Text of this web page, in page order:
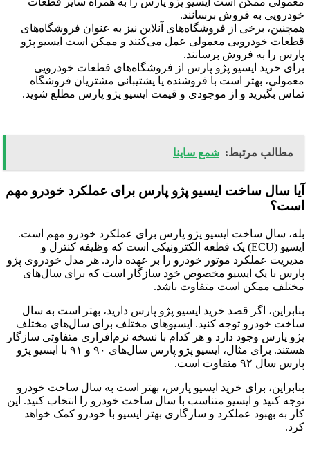
خودرویی به فروش برسانند.
همچنین، برخی از فروشگاه‌های آنلاین نیز به عنوان فروشگاه‌های
قطعات خودرویی معمولی عمل می‌کنند و ممکن است ایسیو پژو
پارس را به فروش برسانند.
برای خرید ایسیو پژو پارس از فروشگاه‌های قطعات خودرویی
معمولی، بهتر است با فروشنده یا پشتیبانی مشتریان فروشگاه
تماس بگیرید و از موجودی و قیمت ایسیو پژو پارس مطلع شوید.
مطالب مرتبط: شمع ساینا
آیا سال ساخت ایسیو پژو پارس برای عملکرد خودرو مهم
است؟
بله، سال ساخت ایسیو پژو پارس برای عملکرد خودرو مهم است.
ایسیو (ECU) یک قطعه الکترونیکی است که وظیفه کنترل و
مدیریت عملکرد موتور خودرو را بر عهده دارد. هر مدل خودروی پژو
پارس با یک ایسیو مخصوص خود سازگار است که برای سال‌های
مختلف ممکن است متفاوت باشد.
بنابراین، اگر قصد خرید ایسیو پژو پارس دارید، بهتر است به سال
ساخت خودرو توجه کنید. ایسیوهای مختلف برای سال‌های مختلف
پژو پارس وجود دارد و هر کدام با نسخه نرم‌افزاری متفاوتی سازگار
هستند. برای مثال، ایسیو پژو پارس سال‌های ۹۰ و ۹۱ با ایسیو پژو
پارس سال ۹۲ متفاوت است.
بنابراین، برای خرید ایسیو پارس، بهتر است به سال ساخت خودرو
توجه کنید و ایسیو متناسب با سال ساخت خودرو را انتخاب کنید. این
کار به بهبود عملکرد و سازگاری بهتر ایسیو با خودرو کمک خواهد
کرد.